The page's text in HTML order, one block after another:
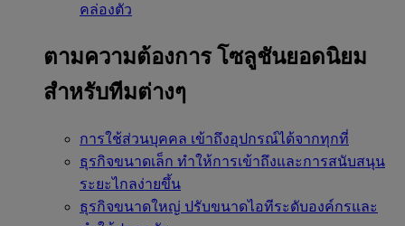
คล่องตัว
ตามความต้องการ โซลูชันยอดนิยม
สำหรับทีมต่างๆ
การใช้ส่วนบุคคล เข้าถึงอุปกรณ์ได้จากทุกที่
ธุรกิจขนาดเล็ก ทำให้การเข้าถึงและการสนับสนุน
ระยะไกลง่ายขึ้น
ธุรกิจขนาดใหญ่ ปรับขนาดไอทีระดับองค์กรและ